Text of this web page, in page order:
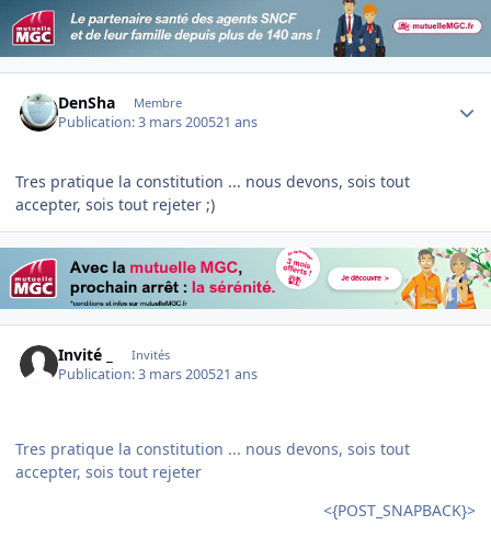
DenSha Membre
Publication:3 mars 200521 ans
Tres pratique la constitution ... nous devons, sois tout
accepter, sois tout rejeter ;)
Invité _ Invités
Publication:3 mars 200521 ans
Tres pratique la constitution ... nous devons, sois tout
accepter, sois tout rejeter
<{POST_SNAPBACK}>